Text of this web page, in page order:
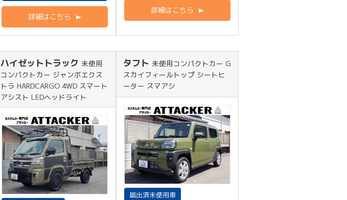
詳細はこちら
詳細はこちら
ハイゼットトラック 未使用
コンパクトカー ジャンボエクス
トラ HARDCARGO 4WD スマート
アシスト LEDヘッドライト
タフト 未使用コンパクトカー G
スカイフィールトップ シートヒ
ーター スマアシ
届出済未使用車